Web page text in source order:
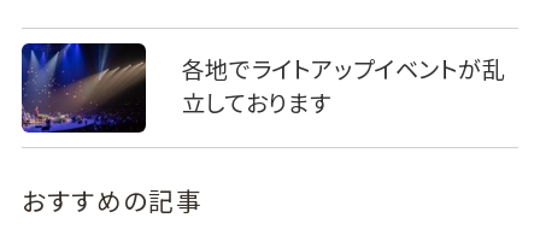
各地でライトアップイベントが乱
立しております
おすすめの記事